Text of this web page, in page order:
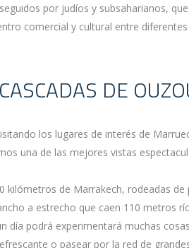
por judíos y subsaharianos,
comercial y cultural entre
DE
los lugares de interés de
una de las mejores vistas
kilómetros de Marrakech, rodeadas
a estrecho que caen 110 metros
día podrá experimentará muchas
o pasear por la red de